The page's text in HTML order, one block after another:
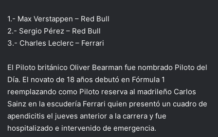
1.- Max Verstappen – Red Bull
2.- Sergio Pérez – Red Bull
3.- Charles Leclerc – Ferrari
El Piloto británico Oliver Bearman fue nombrado Piloto del
Día. El novato de 18 años debutó en Fórmula 1
reemplazando como Piloto reserva al madrileño Carlos
Sainz en la escudería Ferrari quien presentó un cuadro de
apendicitis el jueves anterior a la carrera y fue
hospitalizado e intervenido de emergencia.